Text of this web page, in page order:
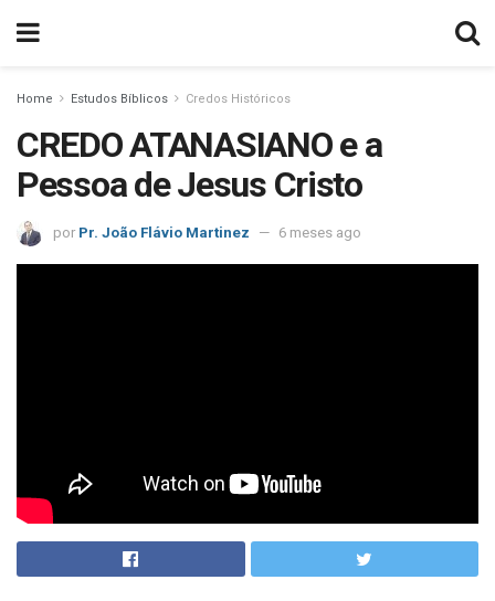
Home Estudos Bíblicos Credos Históricos
CREDO ATANASIANO e a
Pessoa de Jesus Cristo
por Pr. João Flávio Martinez 6 meses ago